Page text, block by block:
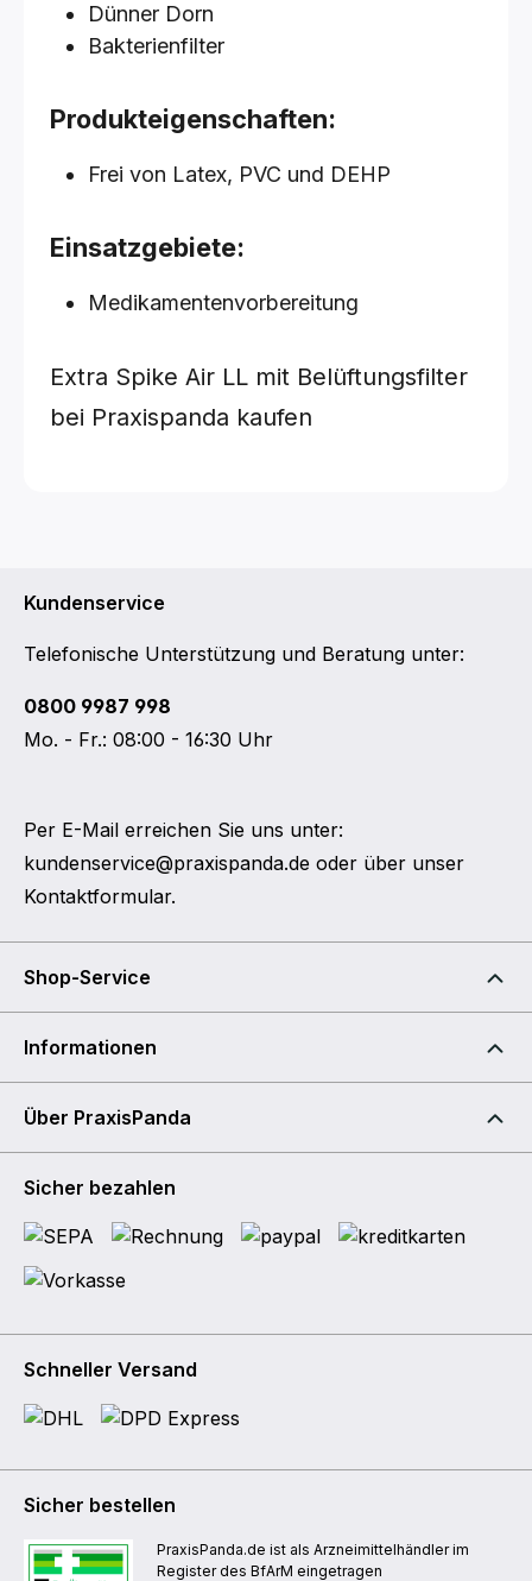
Dünner Dorn
Bakterienfilter
Produkteigenschaften:
Frei von Latex, PVC und DEHP
Einsatzgebiete:
Medikamentenvorbereitung
Extra Spike Air LL mit Belüftungsfilter
bei Praxispanda kaufen
Kundenservice
Telefonische Unterstützung und Beratung unter:
0800 9987 998
Mo. - Fr.: 08:00 - 16:30 Uhr
Per E-Mail erreichen Sie uns unter:
kundenservice@praxispanda.de oder über unser
Kontaktformular.
Shop-Service
Informationen
Über PraxisPanda
Sicher bezahlen
Schneller Versand
Sicher bestellen
PraxisPanda.de ist als Arzneimittelhändler im
Register des BfArM eingetragen